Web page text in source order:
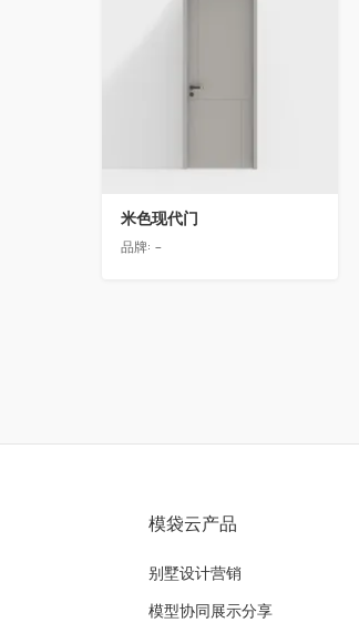
米色现代门
品牌: -
模袋云产品
别墅设计营销
模型协同展示分享